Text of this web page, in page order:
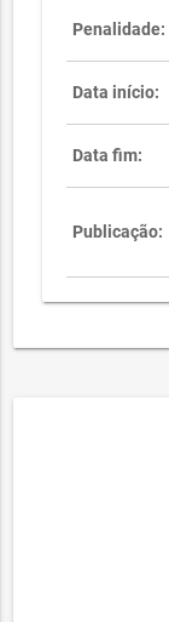
Penalidade:
Data início:
Data fim:
Publicação: